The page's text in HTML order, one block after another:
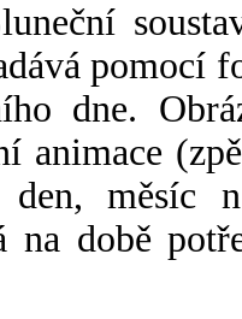
pomocí
dne.
animace
měsíc
na době